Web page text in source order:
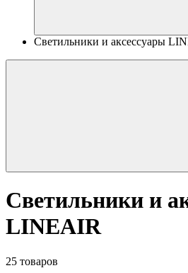
Светильники и аксессуары
Светильники и
LINEAIR
25 товаров